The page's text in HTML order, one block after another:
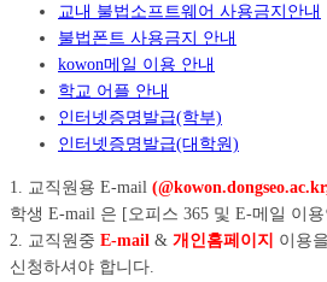
교내 불법소프트웨어 사용금지안내
불법폰트 사용금지 안내
kowon메일 이용 안내
학교 어플 안내
인터넷증명발급(학부)
인터넷증명발급(대학원)
1. 교직원용 E-mail
학생 E-mail 은 [오피스 365 및 E-메일 이
2. 교직원중 E-mail & 개인홈페이지 이용
신청하셔야 합니다.